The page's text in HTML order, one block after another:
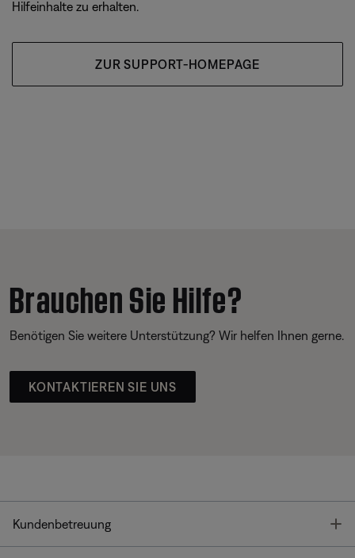
Hilfeinhalte zu erhalten.
ZUR SUPPORT-HOMEPAGE
Brauchen Sie Hilfe?
Benötigen Sie weitere Unterstützung? Wir helfen Ihnen gerne.
KONTAKTIEREN SIE UNS
Kundenbetreuung